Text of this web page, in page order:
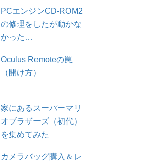
PCエンジンCD-ROM2
の修理をしたが動かな
かった…
Oculus Remoteの罠
（開け方）
家にあるスーパーマリ
オブラザーズ（初代）
を集めてみた
カメラバッグ購入＆レ